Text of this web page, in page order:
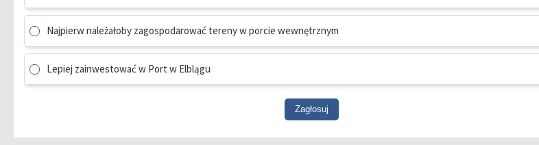
Najpierw należałoby zagospodarować tereny w porcie wewnętrznym
Lepiej zainwestować w Port w Elblągu